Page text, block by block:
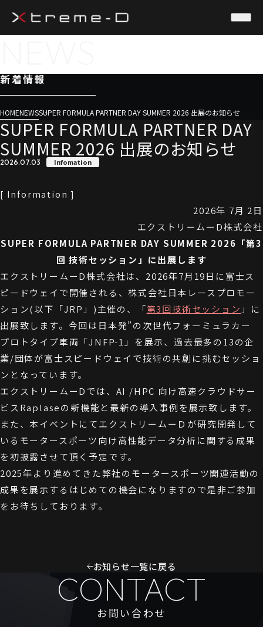
新着情報
HOMENEWSSUPER FORMULA PARTNER DAY SUMMER 2026 出展のお知らせ
SUPER FORMULA PARTNER DAY
SUMMER 2026 出展のお知らせ
2026.07.03 Infomation
[ Information ]
2026年 7月 2日
エクストリームーD株式会社
SUPER FORMULA PARTNER DAY SUMMER 2026「第3
回 技術セッション」に出展します
エクストリームーD株式会社は、2026年7月19日に富士ス
ピードウェイで開催される、株式会社⽇本レースプロモー
ション(以下「JRP」)主催の、「第3回技術セッション 」に
出展致します。今回は日本発”の次世代フォーミュラカー
プロトタイプ車両「JNFP-1」を展示、過去最多の13の企
業/団体が富士スピードウェイで技術の共創に挑むセッショ
ンとなっています。
エクストリームーDでは、AI /HPC 向け高速クラウドサー
ビスRaplaseの新機能と最新の導入事例を展示致します。
また、本イベントにてエクストリームーＤが研究開発して
いるモータースポーツ向け高性能データ分析に関する成果
を初披露させて頂く予定です。
2025年より進めてきた弊社のモータースポーツ関連活動の
成果を展示するはじめての機会になりますので是非ご参加
をお待ちしております。
お知らせ一覧に戻る
CONTACT
お問い合わせ